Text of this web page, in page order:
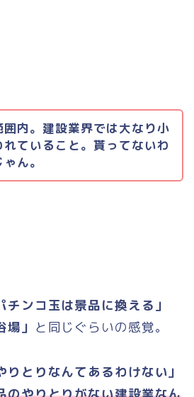
囲内。建設業界では大なり小
れていること。貰ってないわ
ん。
チンコ玉は景品に換える」
」 と同じぐらいの感覚。
りとりなんてあるわけない」